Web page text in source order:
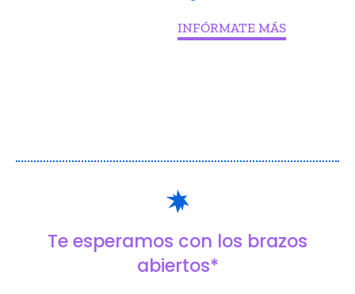
INFÓRMATE MÁS
Te esperamos con los brazos
abiertos*